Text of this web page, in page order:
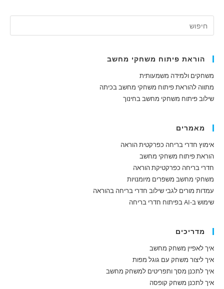
הוראת פיתוח משחקי מחשב
משחקים ולמידה משמעותית
מתווה להוראת פיתוח משחקי מחשב בכיתה
שילוב פיתוח משחקי מחשב בחינוך
מאמרים
אימוץ חדרי בריחה כפרקטית הוראה
הוראת פיתוח משחקי מחשב
חדרי בריחה כפרקטיקת הוראה
משחקי מחשב משפרים מיומנויות
עמדות מורים לגבי שילוב חדרי בריחה בהוראה
שימוש ב-AI בפיתוח חדרי בריחה
מדריכים
איך לאפיין משחק מחשב
איך ליצור משחק עם גוגל מפות
איך לתכנן מסך ותפריטים למשחק מחשב
איך לתכנן משחק קופסה